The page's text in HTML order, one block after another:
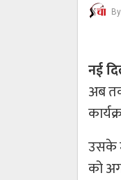
By
नई
अब
उसके
को